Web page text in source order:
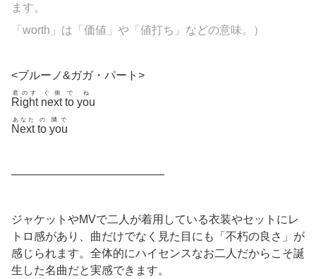
ます。
「 worth」は「価値」や「値打ち」などの意味。 ）
<ブルーノ&ガガ・パート>
Right
君のす
next
ぐ側
to
で
you
ね
Next
あなた
to
の
you
隣で
—————————————–
ジャケットやMVで二人が着用している衣装やセットにレ
トロ感があり、曲だけでなく見た目にも「不朽の良さ」が
感じられます。全体的にハイセンスなお二人だからこそ誕
生した名曲だと実感できます。